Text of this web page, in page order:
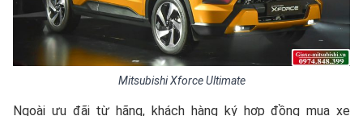
Mitsubishi Xforce Ultimate
Ngoài ưu đãi từ hãng, khách hàng ký hợp đồng mua xe